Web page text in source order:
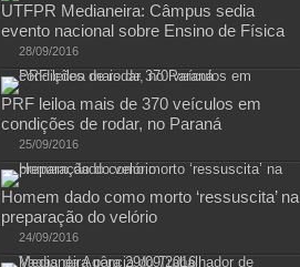
UTFPR Medianeira: Câmpus sedia
evento nacional sobre Ensino de Física
28/09/2016
PRF leiloa mais de 370 veículos em
condições de rodar, no Paraná
25/09/2016
Homem dado como morto ‘ressuscita’ na
preparação do velório
24/09/2016